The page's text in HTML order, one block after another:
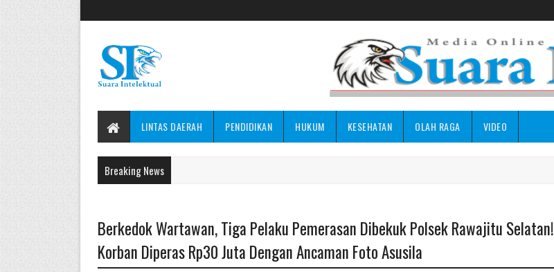
LINTAS DAERAH PENDIDIKAN HUKUM KESEHATAN OLAH RAGA VIDEO
Breaking News
Berkedok Wartawan, Tiga Pelaku Pemerasan Dibekuk Polsek Rawajitu Selatan!
Korban Diperas Rp30 Juta Dengan Ancaman Foto Asusila